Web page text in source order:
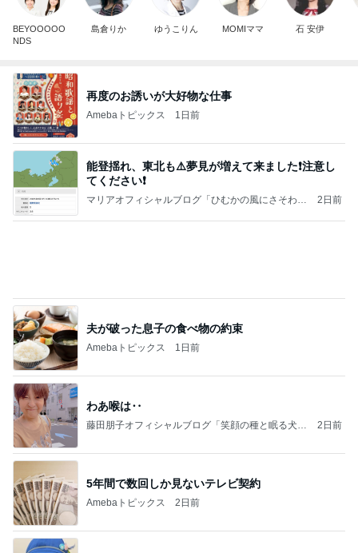
BEYOOOOO
NDS
島倉りか ゆうこりん MOMIママ 石 安伊
再度のお誘いが大好物な仕事
Amebaトピックス 1日前
能登揺れ、東北も⚠️夢見が増えて来ました❗️注意し
てください❗️
マリアオフィシャルブログ「ひむかの風にさそわれ
2日前
夫が破った息子の食べ物の約束
Amebaトピックス 1日前
わあ喉は‥
藤田朋子オフィシャルブログ「笑顔の種と眠る犬」
2日前
5年間で数回しか見ないテレビ契約
Amebaトピックス 2日前